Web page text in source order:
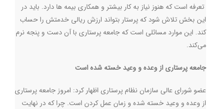
تعرفه است که هنوز نیاز به کار بیشتر و همکاری بیمه ها دارد. باید در
این بخش تلاش شود که پرستار بتواند ارزش ریالی خدمتش را حساب
کند. این موارد مسائلی است که جامعه پرستاری با آن دست و پنجه نرم
می‌کند.
جامعه پرستاری از وعده و وعید خسته شده است
عضو شورای عالی سازمان نظام پرستاری اظهار کرد: امروز جامعه پرستاری
از وعده و وعید خسته شده و زمان عمل کردن است. چرا که در نهایت